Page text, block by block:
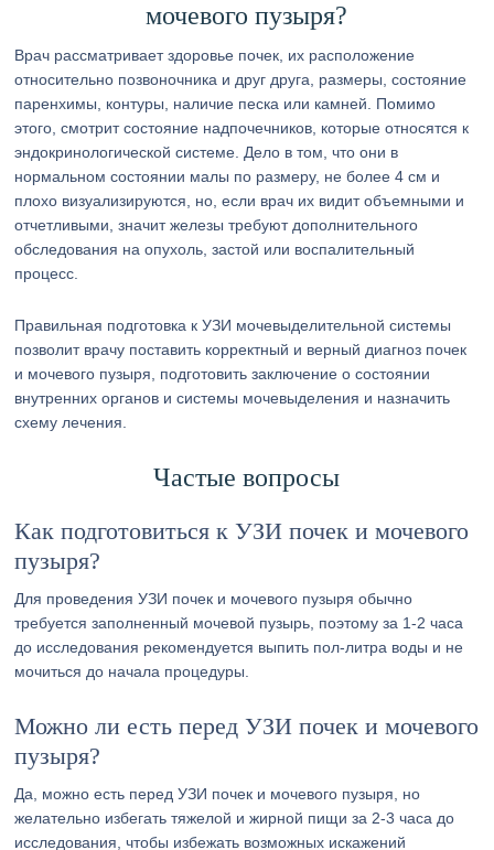
мочевого пузыря?
Врач рассматривает здоровье почек, их расположение
относительно позвоночника и друг друга, размеры, состояние
паренхимы, контуры, наличие песка или камней. Помимо
этого, смотрит состояние надпочечников, которые относятся к
эндокринологической системе. Дело в том, что они в
нормальном состоянии малы по размеру, не более 4 см и
плохо визуализируются, но, если врач их видит объемными и
отчетливыми, значит железы требуют дополнительного
обследования на опухоль, застой или воспалительный
процесс.
Правильная подготовка к УЗИ мочевыделительной системы
позволит врачу поставить корректный и верный диагноз почек
и мочевого пузыря, подготовить заключение о состоянии
внутренних органов и системы мочевыделения и назначить
схему лечения.
Частые вопросы
Как подготовиться к УЗИ почек и мочевого
пузыря?
Для проведения УЗИ почек и мочевого пузыря обычно
требуется заполненный мочевой пузырь, поэтому за 1-2 часа
до исследования рекомендуется выпить пол-литра воды и не
мочиться до начала процедуры.
Можно ли есть перед УЗИ почек и мочевого
пузыря?
Да, можно есть перед УЗИ почек и мочевого пузыря, но
желательно избегать тяжелой и жирной пищи за 2-3 часа до
исследования, чтобы избежать возможных искажений